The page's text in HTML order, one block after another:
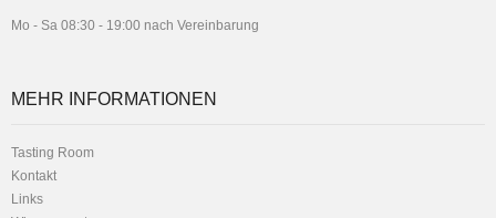
Mo - Sa 08:30 - 19:00 nach Vereinbarung
MEHR INFORMATIONEN
Tasting Room
Kontakt
Links